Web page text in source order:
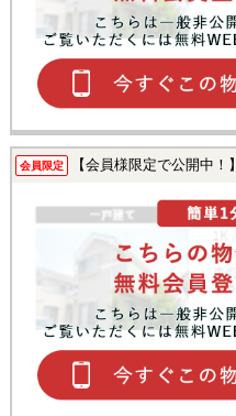
会員限定 【会員様限定で公開中！】